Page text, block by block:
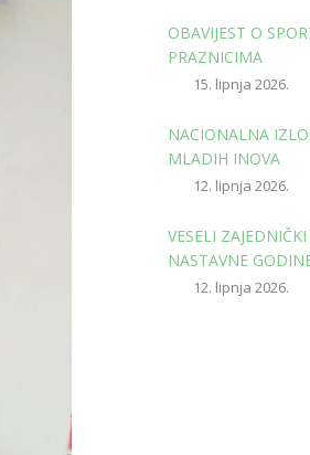
OBAVIJEST O
PRAZNICIMA
15. lipnja 2026.
NACIONALNA
MLADIH INOVA
12. lipnja 2026.
VESELI
NASTAVNE
12. lipnja 2026.